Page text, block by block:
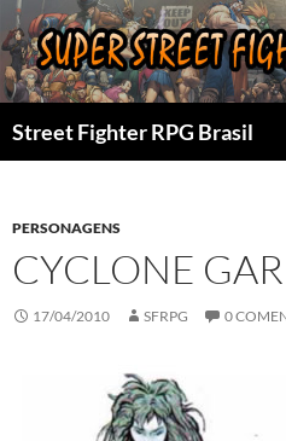
Pular
para
o
conteúdo
Street Fighter RPG Brasil
PERSONAGENS
CYCLONE
17/04/2010 SFRPG 0